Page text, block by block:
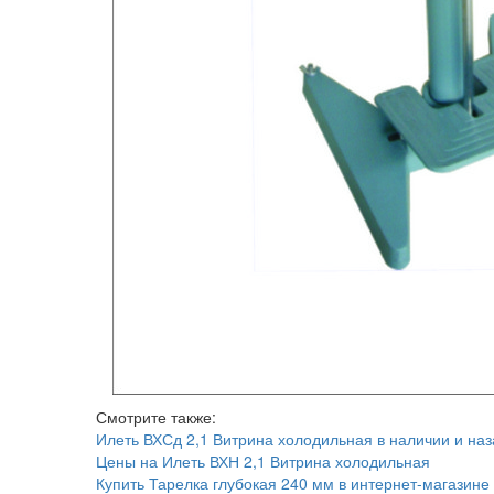
Смотрите также:
Илеть ВХСд 2,1 Витрина холодильная в наличии и
Цены на Илеть ВХН 2,1 Витрина холодильная
Купить Тарелка глубокая 240 мм в интернет-магазине